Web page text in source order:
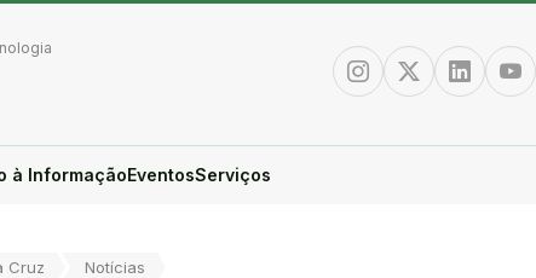
InstagramTwitter/XLinkedin
à InformaçãoEventosServiços
Cruz
Notícias